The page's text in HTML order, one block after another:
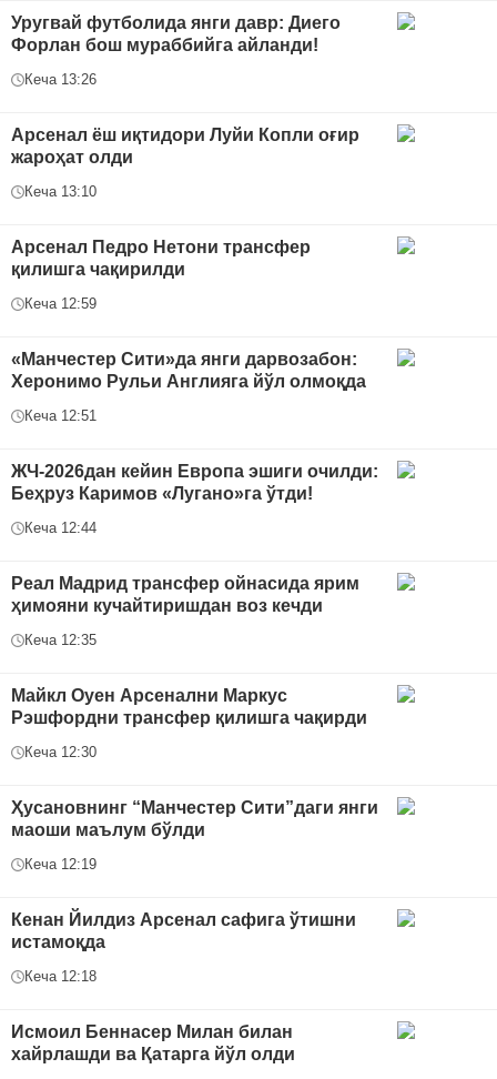
Уругвай футболида янги давр: Диего
Форлан бош мураббийга айланди!
Кеча 13:26
Арсенал ёш иқтидори Луйи Копли оғир
жароҳат олди
Кеча 13:10
Арсенал Педро Нетони трансфер
қилишга чақирилди
Кеча 12:59
«Манчестер Сити»да янги дарвозабон:
Херонимо Рульи Англияга йўл олмоқда
Кеча 12:51
ЖЧ-2026дан кейин Европа эшиги очилди:
Беҳруз Каримов «Лугано»га ўтди!
Кеча 12:44
Реал Мадрид трансфер ойнасида ярим
ҳимояни кучайтиришдан воз кечди
Кеча 12:35
Майкл Оуен Арсенални Маркус
Рэшфордни трансфер қилишга чақирди
Кеча 12:30
Ҳусановнинг “Манчестер Сити”даги янги
маоши маълум бўлди
Кеча 12:19
Кенан Йилдиз Арсенал сафига ўтишни
истамоқда
Кеча 12:18
Исмоил Беннасер Милан билан
хайрлашди ва Қатарга йўл олди